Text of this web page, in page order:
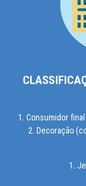
1. Consumidor
2. Decoração
1.